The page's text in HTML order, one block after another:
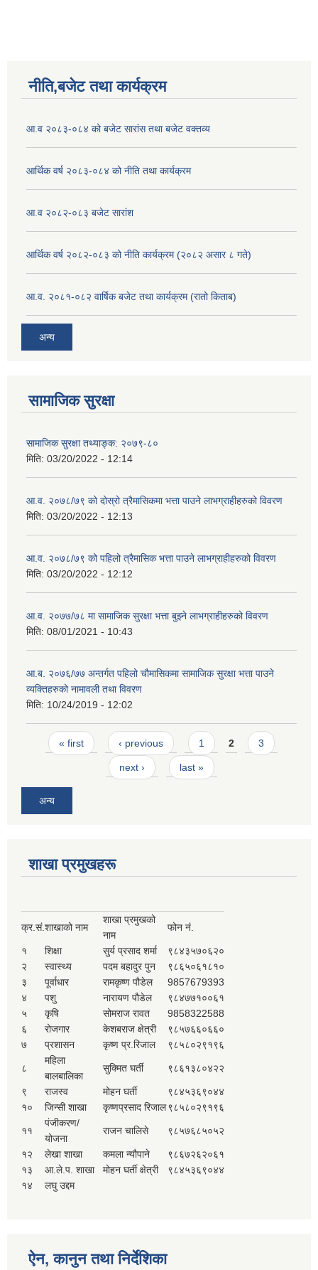
नीति,बजेट तथा कार्यक्रम
आ.व २०८३-०८४ को बजेट सारांस तथा बजेट वक्तव्य
आर्थिक वर्ष २०८३-०८४ को नीति तथा कार्यक्रम
आ.व २०८२-०८३ बजेट सारांश
आर्थिक वर्ष २०८२-०८३ को नीति कार्यक्रम (२०८२ असार ८ गते)
आ.व. २०८१-०८२ वार्षिक बजेट तथा कार्यक्रम (रातो किताब)
अन्य
सामाजिक सुरक्षा
सामाजिक सुरक्षा तथ्याङ्क: २०७९-८०
मिति: 03/20/2022 - 12:14
आ.व. २०७८/७९ को दोस्रो त्रैमासिकमा भत्ता पाउने लाभग्राहीहरुको विवरण
मिति: 03/20/2022 - 12:13
आ.व. २०७८/७९ को पहिलो त्रैमासिक भत्ता पाउने लाभग्राहीहरुको विवरण
मिति: 03/20/2022 - 12:12
आ.व. २०७७/७८ मा सामाजिक सुरक्षा भत्ता बुझ्ने लाभग्राहीहरुको विवरण
मिति: 08/01/2021 - 10:43
आ.ब. २०७६/७७ अन्तर्गत पहिलो चौमासिकमा सामाजिक सुरक्षा भत्ता पाउने
व्यक्तिहरुको नामावली तथा विवरण
मिति: 10/24/2019 - 12:02
Pages
« first ‹ previous 1 2 3
next › last »
अन्य
शाखा प्रमुखहरू
क्र.सं.शाखाको नाम
शाखा प्रमुखको
नाम
फोन नं.
१ शिक्षा सुर्य प्रसाद शर्मा
९८४३५७०६२०
२
स्वास्थ्य पदम बहादुर पुन
९८६५०६१८१०
३
पूर्वाधार रामकृष्ण पौडेल
9857679393
४
पशु नारायण पौडेल
९८४७७१००६१
५
कृषि सोमराज रावत
9858322588
६
रोजगार केशबराज क्षेत्री
९८५७६६०६६०
७
प्रशासन कृष्ण प्र.रिजाल ९८५८०२९१९६
८
महिला
बालबालिका
सुक्मित घर्ती ९८६१३८०४२२
९ राजस्व मोहन घर्ती
९८४५३६९०४४
१०
जिन्सी शाखा कृष्णप्रसाद रिजाल९८५८०२९१९६
११
पंजीकरण/
योजना
राजन चालिसे ९८५७६८५०५२
१२ लेखा शाखा कमला न्यौपाने
९८६७२६२०६१
१३
आ.ले.प. शाखा मोहन घर्ती क्षेत्री
९८४५३६९०४४
१४
लघु उद्दम
ऐन, कानुन तथा निर्देशिका